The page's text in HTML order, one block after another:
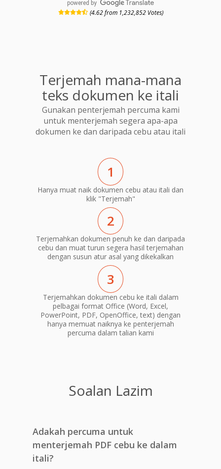
powered by
(4.62 from 1,232,852 Votes)
Terjemah mana-mana
teks dokumen ke itali
Gunakan penterjemah percuma kami
untuk menterjemah segera apa-apa
dokumen ke dan daripada cebu atau itali
1
Hanya muat naik dokumen cebu atau itali dan
klik "Terjemah"
2
Terjemahkan dokumen penuh ke dan daripada
cebu dan muat turun segera hasil terjemahan
dengan susun atur asal yang dikekalkan
3
Terjemahkan dokumen cebu ke itali dalam
pelbagai format Office (Word, Excel,
PowerPoint, PDF, OpenOffice, text) dengan
hanya memuat naiknya ke penterjemah
percuma dalam talian kami
Soalan Lazim
Adakah percuma untuk
menterjemah PDF cebu ke dalam
itali?